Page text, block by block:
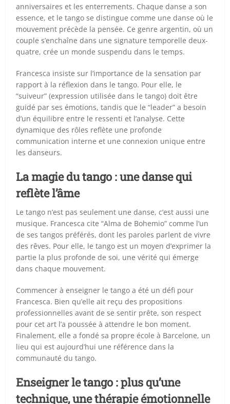
anniversaires et les enterrements. Chaque danse a son
essence, et le tango se distingue comme une danse où le
mouvement précède la pensée. Ce genre argentin, où un
couple s’enchaîne dans une signature temporelle deux-
quatre, crée un monde suspendu dans le temps.
Francesca insiste sur l’importance de la sensation par
rapport à la réflexion dans le tango. Pour elle, le
“suiveur” (expression utilisée dans le tango) doit être
guidé par ses émotions, tandis que le “leader” a besoin
d’un équilibre entre le ressenti et l’analyse. Cette
dynamique des rôles reflète une profonde
communication interne et une connexion unique entre
les danseurs.
La magie du tango : une danse qui
reflète l’âme
Le tango n’est pas seulement une danse, c’est aussi une
musique. Francesca cite “Alma de Bohemio” comme l’un
de ses tangos préférés, dont les paroles parlent de vivre
des rêves. Pour elle, le tango est un moyen d’exprimer la
partie la plus profonde de soi, une vérité qui émerge
dans chaque mouvement.
Commencer à enseigner le tango a été un défi pour
Francesca. Bien qu’elle ait reçu des propositions
professionnelles avant de se sentir prête, son respect
pour cet art l’a poussée à attendre le bon moment.
Finalement, elle a fondé sa propre école à Barcelone, un
lieu qui est aujourd’hui une référence dans la
communauté du tango.
Enseigner le tango : plus qu’une
technique, une thérapie émotionnelle